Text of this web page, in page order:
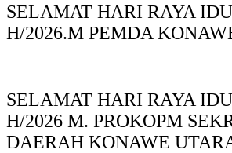
SELAMAT HARI RAYA
H/2026.M PEMDA
SELAMAT HARI RAYA
H/2026 M. PROKOPM
DAERAH KONAWE